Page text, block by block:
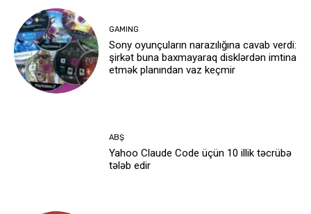
GAMING
Sony oyunçuların narazılığına cavab verdi:
şirkət buna baxmayaraq disklərdən imtina
etmək planından vaz keçmir
ABŞ
Yahoo Claude Code üçün 10 illik təcrübə
tələb edir